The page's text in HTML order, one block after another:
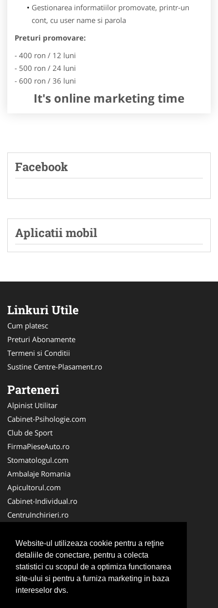
Website-ul utilizeaza cookie pentru a reţine
detaliile de conectare, pentru a colecta
statistici cu scopul de a optimiza functionarea
site-ului si pentru a furniza marketing in baza
intereselor dvs.
Gestionarea informatiilor promovate, printr-un
cont, cu user name si parola
Preturi promovare:
- 400 ron / 12 luni
- 500 ron / 24 luni
- 600 ron / 36 luni
It's online marketing time
Facebook
Aplicatii mobil
Linkuri Utile
Cum platesc
Preturi Abonamente
Termeni si Conditii
Sustine Centre-Plasament.ro
Parteneri
Alpinist Utilitar
Cabinet-Psihologie.com
Club de Sport
FirmaPieseAuto.ro
Stomatologul.com
Ambalaje Romania
Apicultorul.com
Cabinet-Individual.ro
CentruInchirieri.ro
FirmaDeratizare.ro
InstructorScoalaAuto.ro
SalonFrizerieCanina.com
Scoala Auto